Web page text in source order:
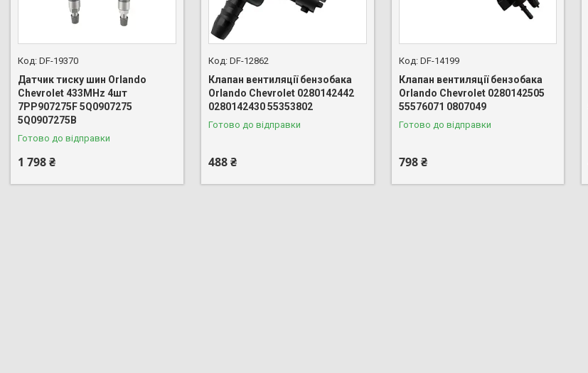
DF-19370
Датчик тиску шин Orlando
Chevrolet 433MHz 4шт
7PP907275F 5Q0907275
5Q0907275B
Готово до відправки
1 798 ₴
DF-12862
Клапан вентиляції бензобака
Orlando Chevrolet 0280142442
0280142430 55353802
Готово до відправки
488 ₴
DF-14199
Клапан вентиляції бензобака
Orlando Chevrolet 0280142505
55576071 0807049
Готово до відправки
798 ₴